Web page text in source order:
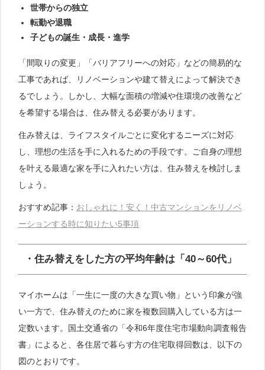
世帯からの独立
転勤や退職
子どもの誕生・成長・進学
「間取りの変更」「バリアフリーへの対応」などの簡易的な
工事であれば、リノベーションや建て替えによって解決でき
るでしょう。しかし、大幅な面積の増減や住環境の改善など
を希望する場合は、住み替える必要があります。
住み替えは、ライフスタイルごとに変化するニーズに対応
し、理想の生活を手に入れるための手段です。ご自身の理想
を叶える最適な家を手に入れたい方は、住み替えを検討しま
しょう。
おすすめ記事： おしゃれに！安く！中古マンションをリノベ
ーションする時に知りたい5事項
・住み替えをした方の平均年齢は「40～60代」
マイホームは「一生に一度の大きな買い物」という印象が強
い一方で、住み替えのために家を複数回購入している方は一
定数います。国土交通省の「令和6年度住宅市場動向調査報告
書」によると、各住居で暮らす方の住宅取得回数は、以下の
図のとおりです。